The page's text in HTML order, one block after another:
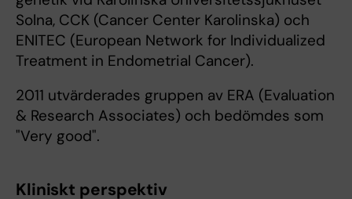
Solna, CCK (Cancer Center Karolinska) och
ENITEC (European Network for Individualized
Treatment in Endometrial Cancer).
2011 utvärderades gruppen av ERA (Evaluation
& Research Associates) och bedömdes som
"Very good".
Kliniskt perspektiv